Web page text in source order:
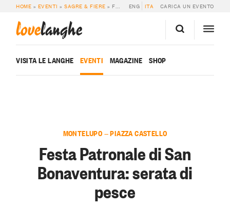
HOME » EVENTI »SAGRE & FIERE » FESTA PATRONALE DI SAN BONAVENTURA: SERATA DI PESCE ENG ITA CARICA UN EVENTO
lovelanghe
VISITA LE LANGHE EVENTI MAGAZINE SHOP
MONTELUPO — PIAZZA CASTELLO
Festa Patronale di San
Bonaventura: serata di
pesce